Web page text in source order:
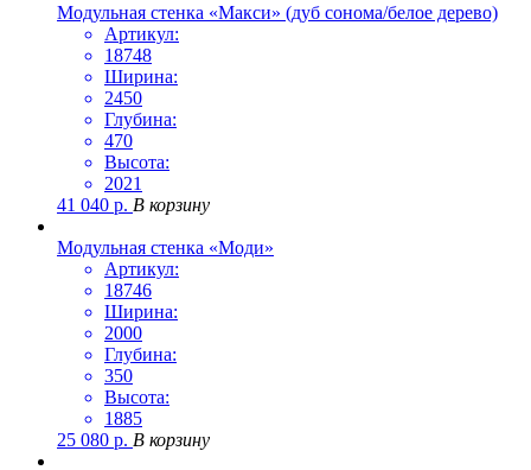
Модульная стенка «Макси» (дуб сонома/белое дерево)
Артикул:
18748
Ширина:
2450
Глубина:
470
Высота:
2021
41 040 р. В корзину
Модульная стенка «Моди»
Артикул:
18746
Ширина:
2000
Глубина:
350
Высота:
1885
25 080 р. В корзину